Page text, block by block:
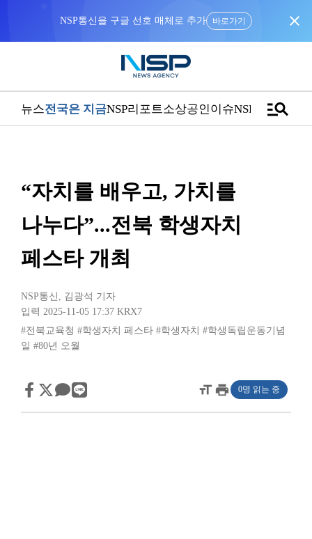
NSP통신을 구글 선호 매체로 추가 바로가기 close
뉴스전국은 지금NSP리포트소상공인이슈NSPTVmanage_search
“자치를 배우고, 가치를
나누다”...전북 학생자치
페스타 개최
NSP통신 , 김광석 기자
입력 2025-11-05 17:37 KRX7
#전북교육청 #학생자치 페스타 #학생자치 #학생독립운동기념
일 #80년 오월
format_sizeprint 0명 읽는 중